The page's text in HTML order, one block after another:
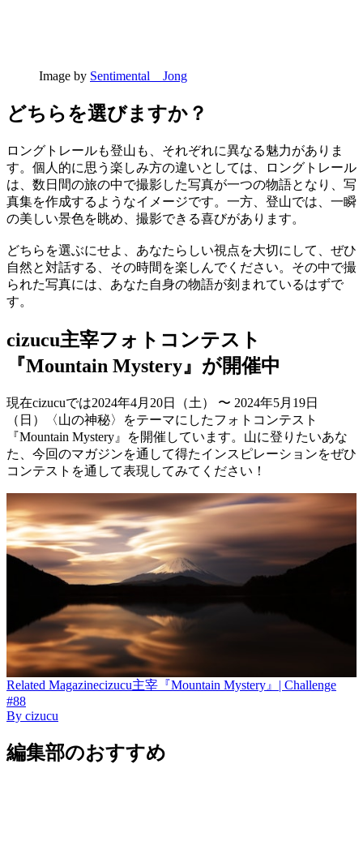
Image by Sentimental＿Jong
どちらを選びますか？
ロングトレールも登山も、それぞれに異なる魅力がありま
す。個人的に思う楽しみ方の違いとしては、ロングトレール
は、数日間の旅の中で撮影した写真が一つの物語となり、写
真集を作成するようなイメージです。一方、登山では、一瞬
の美しい景色を眺め、撮影できる喜びがあります。
どちらを選ぶにせよ、あなたらしい視点を大切にして、ぜひ
自然と対話する、その時間を楽しんでください。その中で撮
られた写真には、あなた自身の物語が刻まれているはずで
す。
cizucu主宰フォトコンテスト
『Mountain Mystery』が開催中
現在cizucuでは2024年4月20日（土） 〜 2024年5月19日
（日）〈山の神秘〉をテーマにしたフォトコンテスト
『Mountain Mystery』を開催しています。山に登りたいあな
た、今回のマガジンを通して得たインスピレーションをぜひ
コンテストを通して表現してみてください！
Related Magazinecizucu主宰『Mountain Mystery』| Challenge
#88
By cizucu
編集部のおすすめ